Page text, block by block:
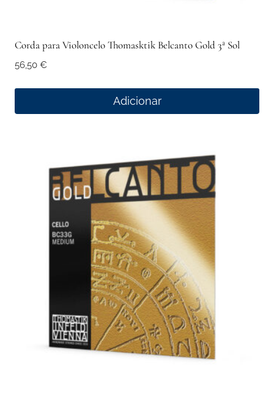
Corda para Violoncelo Thomasktik Belcanto Gold 3ª Sol
56,50 €
Adicionar